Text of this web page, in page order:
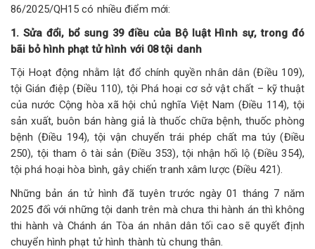
86/2025/QH15 có nhiều điểm mới:
1. Sửa đổi, bổ sung 39 điều của Bộ luật Hình sự, trong đó
bãi bỏ hình phạt tử hình với 08 tội danh
Tội Hoạt động nhằm lật đổ chính quyền nhân dân (Điều 109),
tội Gián điệp (Điều 110), tội Phá hoại cơ sở vật chất – kỹ thuật
của nước Cộng hòa xã hội chủ nghĩa Việt Nam (Điều 114), tội
sản xuất, buôn bán hàng giả là thuốc chữa bệnh, thuốc phòng
bệnh (Điều 194), tội vận chuyển trái phép chất ma túy (Điều
250), tội tham ô tài sản (Điều 353), tội nhận hối lộ (Điều 354),
tội phá hoại hòa bình, gây chiến tranh xâm lược (Điều 421).
Những bản án tử hình đã tuyên trước ngày 01 tháng 7 năm
2025 đối với những tội danh trên mà chưa thi hành án thì không
thi hành và Chánh án Tòa án nhân dân tối cao sẽ quyết định
chuyển hình phạt tử hình thành tù chung thân.